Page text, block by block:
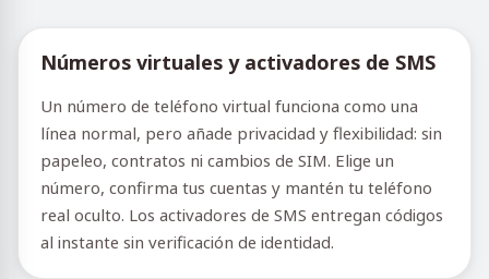
Números virtuales y activadores de SMS
Un número de teléfono virtual funciona como una
línea normal, pero añade privacidad y flexibilidad: sin
papeleo, contratos ni cambios de SIM. Elige un
número, confirma tus cuentas y mantén tu teléfono
real oculto. Los activadores de SMS entregan códigos
al instante sin verificación de identidad.